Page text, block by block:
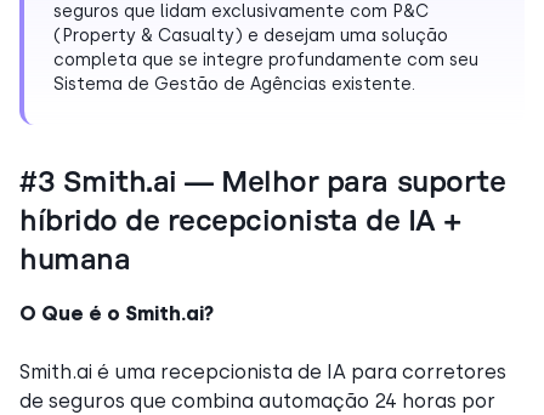
seguros que lidam exclusivamente com P&C
(Property & Casualty) e desejam uma solução
completa que se integre profundamente com seu
Sistema de Gestão de Agências existente.
#3 Smith.ai — Melhor para suporte
híbrido de recepcionista de IA +
humana
O Que é o Smith.ai?
Smith.ai é uma recepcionista de IA para corretores
de seguros que combina automação 24 horas por